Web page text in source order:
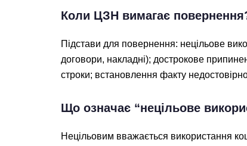
Коли ЦЗН вимагає
Підстави для повернення: нецільове
договори, накладні); дострокове
строки; встановлення факту
Що означає “нецільове
Нецільовим вважається використання